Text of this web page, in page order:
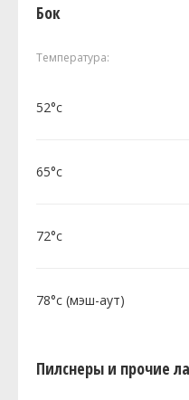
Бок
Температура:
52°c
65°c
72°c
78°c (мэш-аут)
Пилснеры и прочие